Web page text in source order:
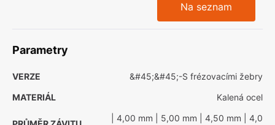
Na seznam
Parametry
VERZE
&#45;&#45;-S frézovacími žebry
MATERIÁL
Kalená ocel
| 4,00 mm | 5,00 mm | 4,50 mm | 4,0